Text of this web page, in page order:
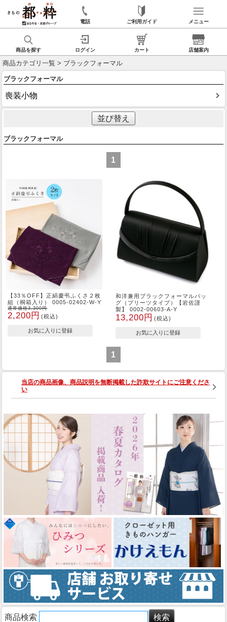
電話 ご利用ガイド メニュー
商品を探す ログイン カート 店舗案内
商品カテゴリ一覧 > ブラックフォーマル
ブラックフォーマル
喪装小物
並び替え
ブラックフォーマル
1
【33％OFF】正絹慶弔ふくさ２枚
組（桐箱入り） 0005-02402-W-Y
通常価格3,300円
2,200円 (税込)
和洋兼用ブラックフォーマルバッ
グ（プリーツタイプ）【岩佐謹
製】 0002-00603-A-Y
13,200円 (税込)
1
当店の商品画像、商品説明を無断掲載した詐欺サイトにご注意くださ
い
商品検索